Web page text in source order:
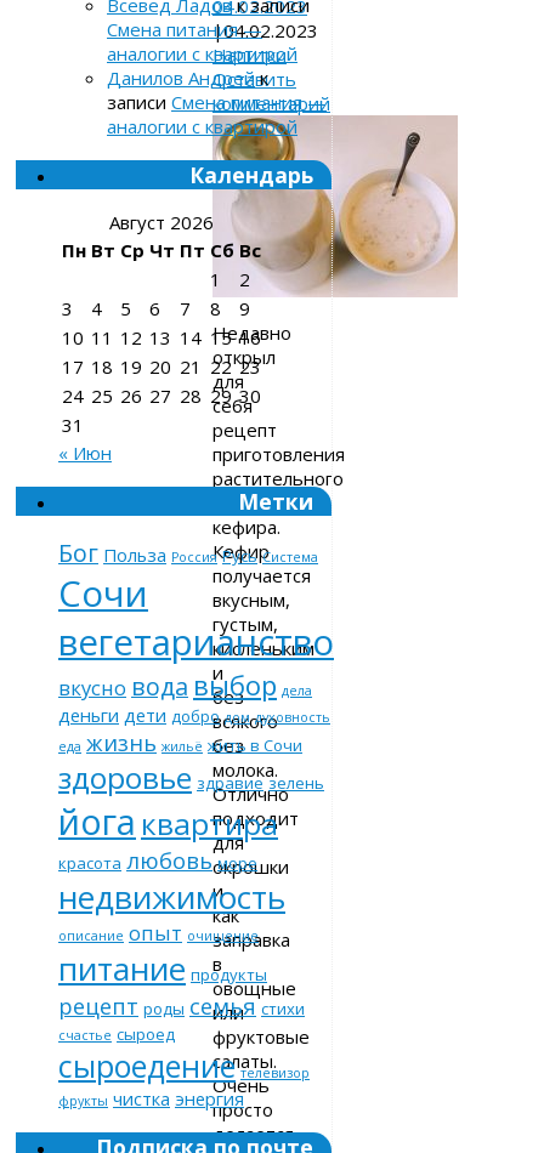
04.02.2023
|04.02.2023
Напитки
Оставить
комментарий
Недавно
открыл
для
себя
рецепт
приготовления
растительного
овсяного
кефира.
Кефир
получается
вкусным,
густым,
кисленьким
и
без
всякого
без
молока.
Отлично
подходит
для
окрошки
и
как
заправка
в
овощные
или
фруктовые
салаты.
Очень
просто
делается,
Всевед Ладовк записи
Смена питания —
аналогии с квартирой
Данилов Андрейк
записи Смена питания —
аналогии с квартирой
Календарь
Август 2026
Пн Вт Ср Чт Пт Сб Вс
1
2
3
4 5 6 7 8
9
10 11 12 13 14 15 16
17 18 19 20 21 22 23
24 25 26 27 28 29 30
31
« Июн
Метки
Бог Польза Россия Русь Система
Сочи
вегетарианство
вкусно вода выбор дела
деньги дети добро дом духовность
еда жизнь жильё жить в Сочи
здоровье здравие зелень
йога квартира
красота любовь море
недвижимость
описание опыт очищение
питание продукты
рецепт роды семья стихи
счастье сыроед
сыроедение телевизор
фрукты чистка энергия
Подписка по почте